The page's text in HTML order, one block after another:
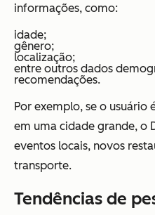
informações, como:
idade;
gênero;
localização;
entre outros dados
recomendações.
Por exemplo, se o
em uma cidade grande, o
eventos locais, novos
transporte.
Tendências de